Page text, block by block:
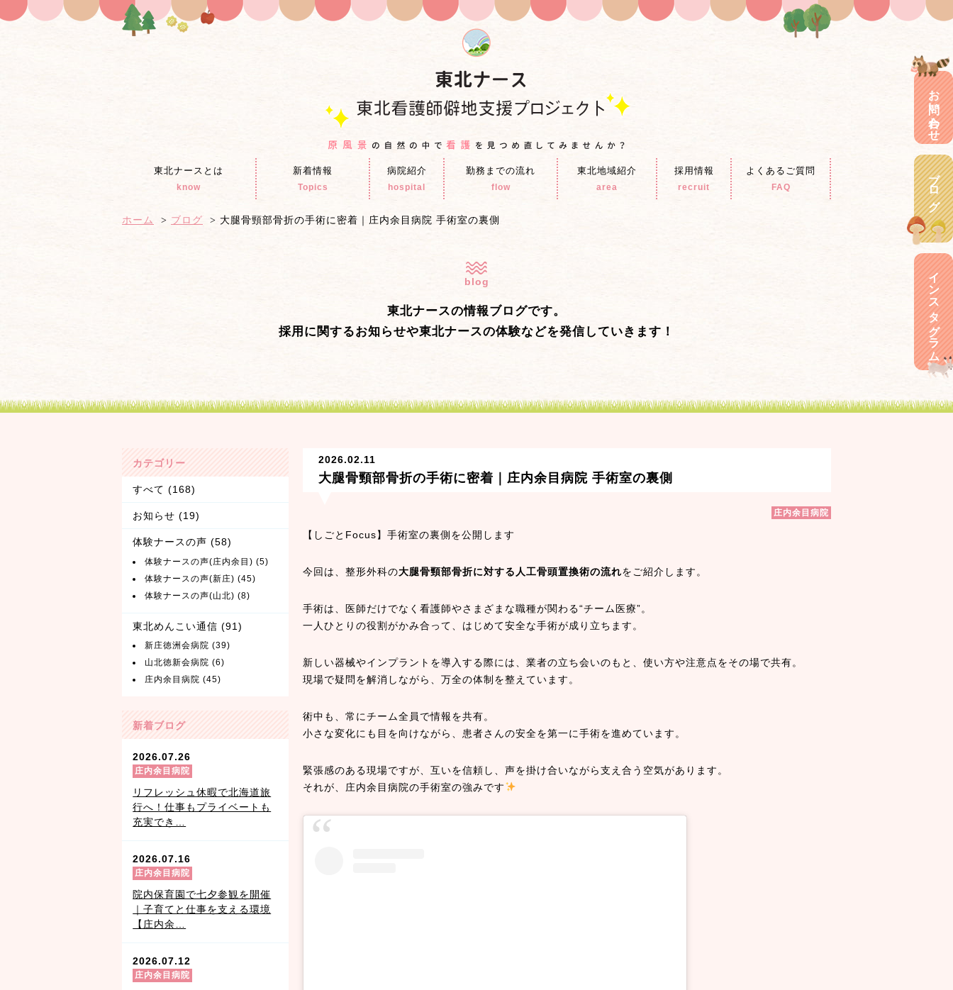
東北ナースとは
know
新着情報
Topics
病院紹介
hospital
勤務までの流れ
flow
東北地域紹介
area
採用情報
recruit
よくあるご質問
FAQ
ホーム ブログ 大腿骨頸部骨折の手術に密着｜庄内余目病院 手術室の裏側
blog
東北ナースの情報ブログです。
採用に関するお知らせや東北ナースの体験などを発信していきます！
2026.02.11
大腿骨頸部骨折の手術に密着｜庄内余目病院 手術室の裏側
庄内余目病院
【しごとFocus】手術室の裏側を公開します
今回は、整形外科の大腿骨頸部骨折に対する人工骨頭置換術の流れをご紹介します。
手術は、医師だけでなく看護師やさまざまな職種が関わる“チーム医療”。
一人ひとりの役割がかみ合って、はじめて安全な手術が成り立ちます。
新しい器械やインプラントを導入する際には、業者の立ち会いのもと、使い方や注意点をその場で共有。
現場で疑問を解消しながら、万全の体制を整えています。
術中も、常にチーム全員で情報を共有。
小さな変化にも目を向けながら、患者さんの安全を第一に手術を進めています。
緊張感のある現場ですが、互いを信頼し、声を掛け合いながら支え合う空気があります。
それが、庄内余目病院の手術室の強みです
カテゴリー
すべて (168)
お知らせ (19)
体験ナースの声 (58)
体験ナースの声(庄内余目) (5)
体験ナースの声(新庄) (45)
体験ナースの声(山北) (8)
東北めんこい通信 (91)
新庄徳洲会病院 (39)
山北徳新会病院 (6)
庄内余目病院 (45)
新着ブログ
2026.07.26
庄内余目病院
リフレッシュ休暇で北海道旅
行へ！仕事もプライベートも
充実でき…
2026.07.16
庄内余目病院
院内保育園で七夕参観を開催
｜子育てと仕事を支える環境
【庄内余…
2026.07.12
庄内余目病院
お問い合わせ
ブログ
インスタグラム